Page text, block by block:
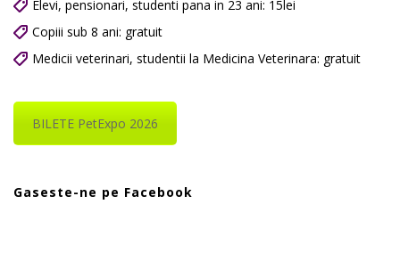
Elevi, pensionari, studenti pana in 23 ani: 15lei
Copiii sub 8 ani: gratuit
Medicii veterinari, studentii la Medicina Veterinara: gratuit
BILETE PetExpo 2026
Gaseste-ne pe Facebook